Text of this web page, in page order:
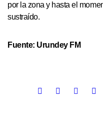
por la zona y hasta el
sustraído.
Fuente: Urundey FM